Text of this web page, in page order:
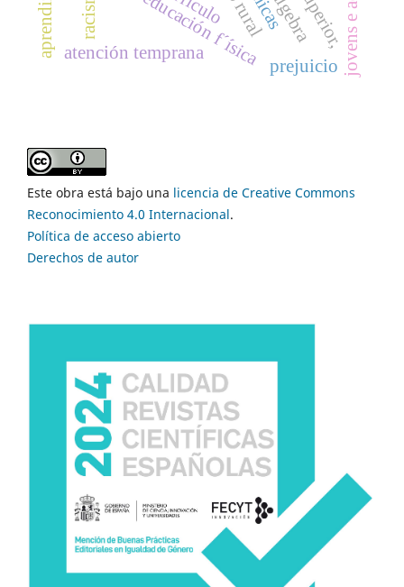
educación f´ísica
atención temprana
prejuicio
Este obra está bajo una licencia de Creative Commons
Reconocimiento 4.0 Internacional.
Política de acceso abierto
Derechos de autor